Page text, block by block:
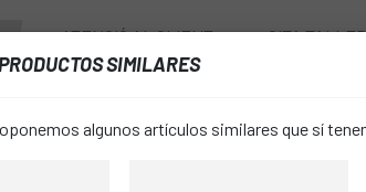
ATENCIÓ AL CLIENT CITA
II 700C
SIMILARES
algunos artículos similares que sí